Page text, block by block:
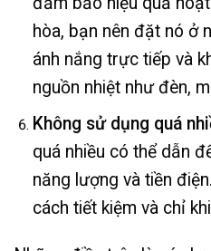
hòa, bạn nên đặt nó ở
ánh nắng trực tiếp và
nguồn nhiệt như đèn,
Không sử dụng quá
quá nhiều có thể dẫn
năng lượng và tiền
cách tiết kiệm và chỉ